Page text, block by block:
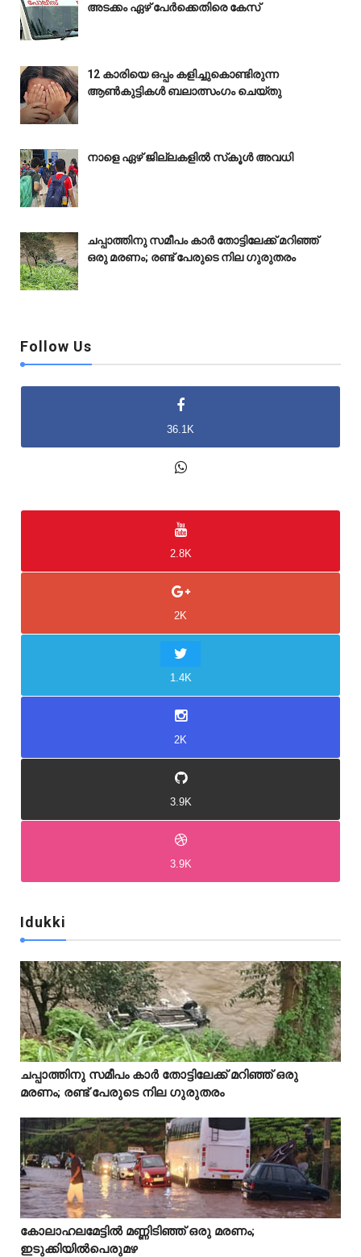
അടക്കം ഏഴ് പേർക്കെതിരെ കേസ്
12 കാരിയെ ഒപ്പം കളിച്ചുകൊണ്ടിരുന്ന
ആൺകുട്ടികൾ ബലാത്സംഗം ചെയ്‌തു
നാളെ ഏഴ് ജില്ലകളിൽ സ്‌കൂൾ അവധി
ചപ്പാത്തിനു സമീപം കാർ തോട്ടിലേക്ക് മറിഞ്ഞ്
ഒരു മരണം; രണ്ട് പേരുടെ നില ഗുരുതരം
Follow Us
36.1K
2.8K
2K
1.4K
2K
3.9K
3.9K
Idukki
  
ചപ്പാത്തിനു സമീപം കാർ തോട്ടിലേക്ക് മറിഞ്ഞ് ഒരു
മരണം; രണ്ട് പേരുടെ നില ഗുരുതരം
  
Idukki
കോലാഹലമേട്ടിൽ മണ്ണിടിഞ്ഞ് ഒരു മരണം;
ഇടുക്കിയിൽപെരുമഴ
Idukki